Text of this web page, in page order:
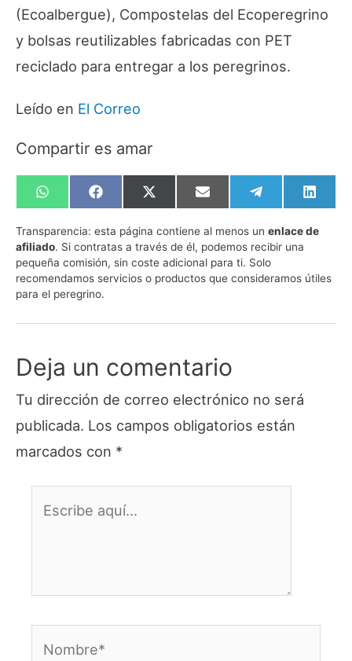
(Ecoalbergue), Compostelas del Ecoperegrino
y bolsas reutilizables fabricadas con PET
reciclado para entregar a los peregrinos.
Leído en El Correo
Compartir es amar
Compartir
en
WhatsApp
Compartir
en
Facebook
Compartir
en
X
(Twitter)
Compartir
en
Email
Compartir
en
Telegram
en
Transparencia: esta página contiene al menos un enlace de
afiliado. Si contratas a través de él, podemos recibir una
pequeña comisión, sin coste adicional para ti. Solo
recomendamos servicios o productos que consideramos útiles
para el peregrino.
Deja un comentario
Tu dirección de correo electrónico no será
publicada. Los campos obligatorios están
marcados con *